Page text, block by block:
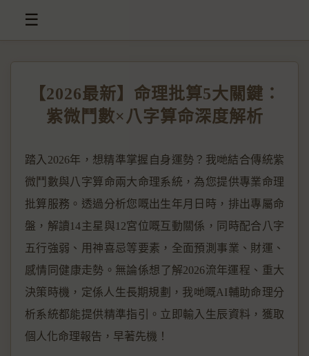
☰
【2026最新】命理批算5大關鍵：
紫微鬥數×八字算命深度解析
踏入2026年，想精準掌握自身運勢？我哋結合傳統紫
微鬥數與八字算命兩大命理系統，為您提供專業命理
批算服務。透過分析您嘅出生年月日時，排出專屬命
盤，解讀14主星與12宮位嘅互動關係，同時配合八字
五行強弱、用神喜忌等要素，全面預測事業、財運、
感情同健康走勢。無論係想了解2026流年運程、重大
決策時機，定係人生長期規劃，我哋嘅AI輔助命理分
析系統都能提供精準指引。立即輸入生辰資料，獲取
個人化命理報告，早著先機！